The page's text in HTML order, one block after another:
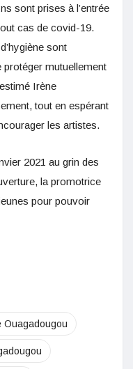
sont prises à l’entrée
cas de covid-19.
sont
protéger mutuellement
Irène
tout en espérant
les artistes.
2021 au grin des
la promotrice
pour pouvoir
Ouagadougou